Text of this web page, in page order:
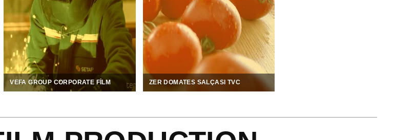
VEFA GROUP CORPORATE FILM ZER DOMATES SALÇASI TVC